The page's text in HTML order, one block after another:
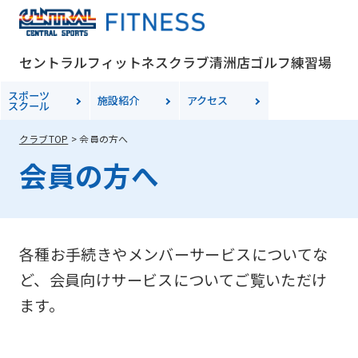
セントラルフィットネスクラブ清洲店ゴルフ練習場
スポーツ
スクール 施設紹介 アクセス
クラブTOP 会員の方へ
会員の方へ
各種お手続きやメンバーサービスについてな
ど、会員向けサービスについてご覧いただけ
ます。